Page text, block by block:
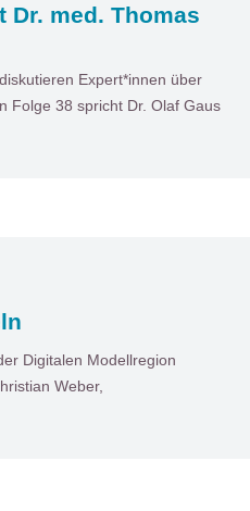
med. Thomas
Expert*innen über
Folge 38 spricht Dr. Olaf Gaus
Digitalen Modellregion
Weber,